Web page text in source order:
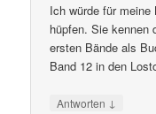
Ich würde für
hüpfen. Sie kennen
ersten Bände als
Band 12 in den
Antworten ↓